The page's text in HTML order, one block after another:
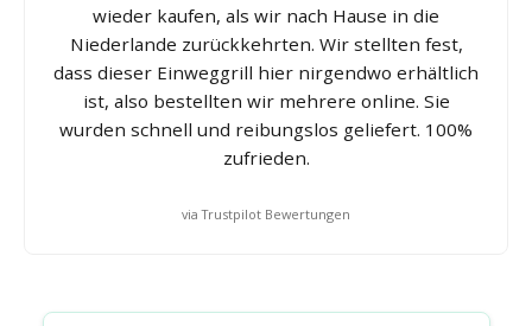
wieder kaufen, als wir nach Hause in die
Niederlande zurückkehrten. Wir stellten fest,
dass dieser Einweggrill hier nirgendwo erhältlich
ist, also bestellten wir mehrere online. Sie
wurden schnell und reibungslos geliefert. 100%
zufrieden.
via Trustpilot Bewertungen